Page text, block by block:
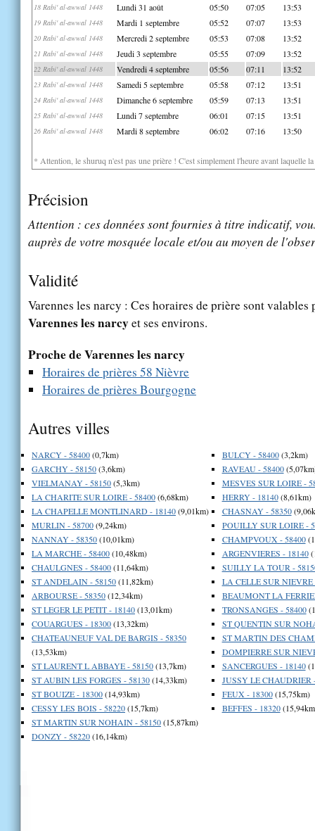
18 Rabi' al-awwal 1448 Lundi 31 août 05:50 07:05 13:53
19 Rabi' al-awwal 1448 Mardi 1 septembre 05:52 07:07 13:53
20 Rabi' al-awwal 1448 Mercredi 2 septembre 05:53 07:08 13:52
21 Rabi' al-awwal 1448 Jeudi 3 septembre 05:55 07:09 13:52
22 Rabi' al-awwal 1448 Vendredi 4 septembre 05:56 07:11 13:52
23 Rabi' al-awwal 1448 Samedi 5 septembre 05:58 07:12 13:51
24 Rabi' al-awwal 1448 Dimanche 6 septembre 05:59 07:13 13:51
25 Rabi' al-awwal 1448 Lundi 7 septembre 06:01 07:15 13:51
26 Rabi' al-awwal 1448 Mardi 8 septembre 06:02 07:16 13:50
* Attention, le shuruq n'est pas une prière ! C'est simplement l'heure avant laquelle
Précision
Attention : ces données sont fournies à titre indicatif,
auprès de votre mosquée locale et/ou au moyen de
Validité
Varennes les narcy : Ces horaires de prière sont
Varennes les narcyet ses environs.
Proche de Varennes les narcy
Horaires de prières 58 Nièvre
Horaires de prières Bourgogne
Autres villes
NARCY - 58400(0,7km)
GARCHY - 58150(3,6km)
VIELMANAY - 58150(5,3km)
LA CHARITE SUR LOIRE - 58400(6,68km)
LA CHAPELLE MONTLINARD - 18140(9,01km)
MURLIN - 58700(9,24km)
NANNAY - 58350(10,01km)
LA MARCHE - 58400(10,48km)
CHAULGNES - 58400(11,64km)
ST ANDELAIN - 58150(11,82km)
ARBOURSE - 58350(12,34km)
ST LEGER LE PETIT - 18140(13,01km)
COUARGUES - 18300(13,32km)
CHATEAUNEUF VAL DE BARGIS - 58350
(13,53km)
ST LAURENT L ABBAYE - 58150(13,7km)
ST AUBIN LES FORGES - 58130(14,33km)
ST BOUIZE - 18300(14,93km)
CESSY LES BOIS - 58220(15,7km)
ST MARTIN SUR NOHAIN - 58150(15,87km)
DONZY - 58220(16,14km)
BULCY - 58400(3,2km)
RAVEAU - 58400
MESVES SUR LOIRE -
HERRY - 18140(8,61km)
CHASNAY - 58350
POUILLY SUR LOIRE -
CHAMPVOUX - 58400
ARGENVIERES - 18140
SUILLY LA TOUR -
LA CELLE SUR NIEVRE
BEAUMONT LA
TRONSANGES - 58400
ST QUENTIN SUR
ST MARTIN DES
DOMPIERRE SUR
SANCERGUES - 18140
JUSSY LE CHAUDRIER
FEUX - 18300(15,75km)
BEFFES - 18320